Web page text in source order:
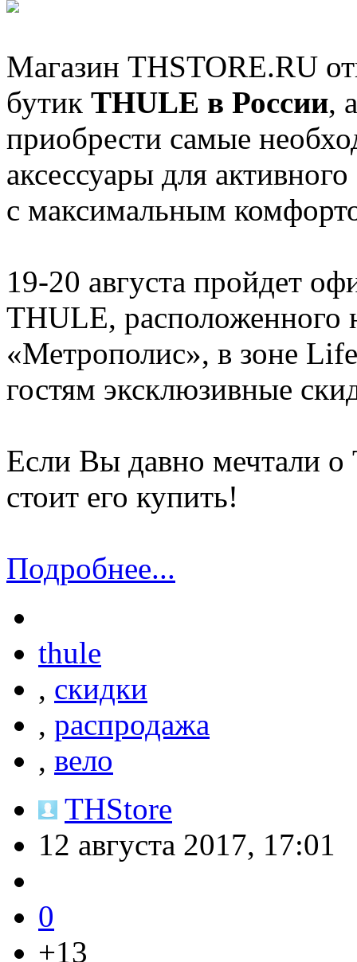
Магазин THSTORE.RU
бутик THULE в России,
приобрести самые
аксессуары для
с максимальным
19-20 августа пройдет
THULE, расположенного
«Метрополис», в зоне
гостям эксклюзивные
Если Вы давно мечтали о
стоит его купить!
Подробнее...
thule
, скидки
, распродажа
, вело
THStore
12 августа 2017, 17:01
0
+13